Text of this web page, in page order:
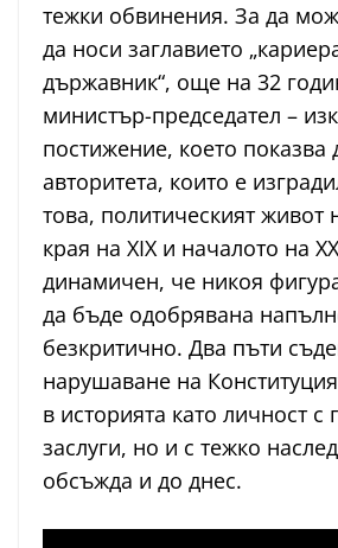
тежки обвинения. За да
да носи заглавието
държавник“, още на 32
министър-председател –
постижение, което показва
авторитета, които е
това, политическият живот
края на XIX и началото на
динамичен, че никоя
да бъде одобрявана
безкритично. Два пъти
нарушаване на
в историята като личност с
заслуги, но и с тежко
обсъжда и до днес.